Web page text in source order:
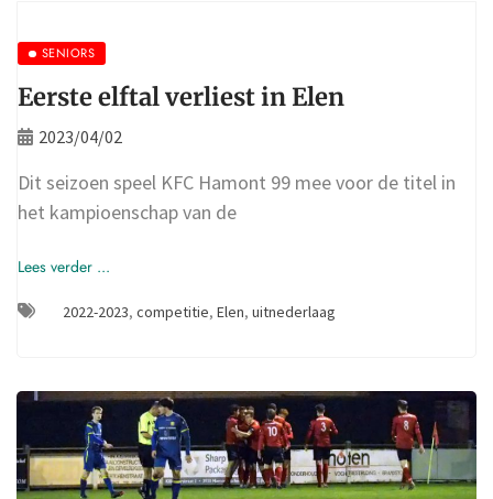
SENIORS
Eerste elftal verliest in Elen
2023/04/02
Dit seizoen speel KFC Hamont 99 mee voor de titel in
het kampioenschap van de
Lees verder ...
2022-2023, competitie, Elen, uitnederlaag